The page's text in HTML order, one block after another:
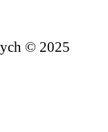
© 2025